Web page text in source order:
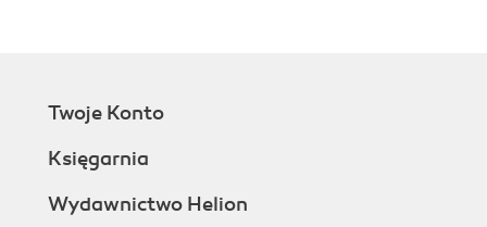
Twoje Konto
Księgarnia
Wydawnictwo Helion